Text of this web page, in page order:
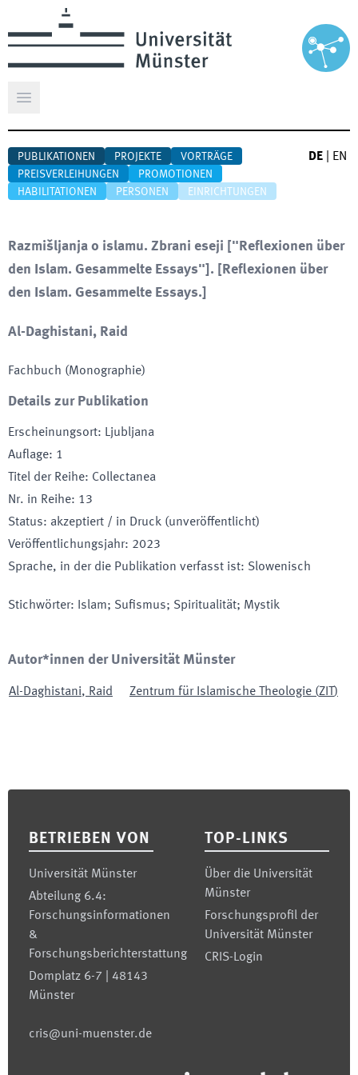
Hauptmenü öffnen
PUBLIKATIONEN PROJEKTE
VORTRÄGE
PREISVERLEIHUNGEN
PROMOTIONEN
HABILITATIONEN
PERSONEN EINRICHTUNGEN
DE EN
Razmišljanja o islamu. Zbrani eseji ["Reflexionen über
den Islam. Gesammelte Essays"]. [ Reflexionen über
den Islam. Gesammelte Essays.]
Al-Daghistani, Raid
Fachbuch (Monographie)
Details zur Publikation
Erscheinungsort: Ljubljana
Auflage: 1
Titel der Reihe: Collectanea
Nr. in Reihe: 13
Status: akzeptiert / in Druck (unveröffentlicht)
Veröffentlichungsjahr: 2023
Sprache, in der die Publikation verfasst ist: Slowenisch
Stichwörter: Islam; Sufismus; Spiritualität; Mystik
Autor*innen der Universität Münster
Al-Daghistani, Raid Zentrum für Islamische Theologie (ZIT )
BETRIEBEN VON
Universität Münster
Abteilung 6.4:
Forschungsinformationen
&
Forschungsberichterstattung
Domplatz 6-7 | 48143
Münster
cris@uni-muenster.de
TOP-LINKS
Über die Universität
Münster
Forschungsprofil der
Universität Münster
CRIS-Login